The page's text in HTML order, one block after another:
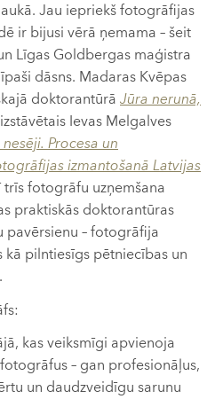
Jau iepriekš fotogrāfijas
ir bijusi vērā ņemama – šeit
Līgas Goldbergas maģistra
dāsns. Madaras Kvēpas
doktorantūrā Jūra nerunā,
Ievas Melgalves
Procesa un
izmantošanā Latvijas
trīs fotogrāfu uzņemšana
praktiskās doktorantūras
– fotogrāfija
pilntiesīgs pētniecības un
kas veiksmīgi apvienoja
– gan profesionāļus,
un daudzveidīgu sarunu